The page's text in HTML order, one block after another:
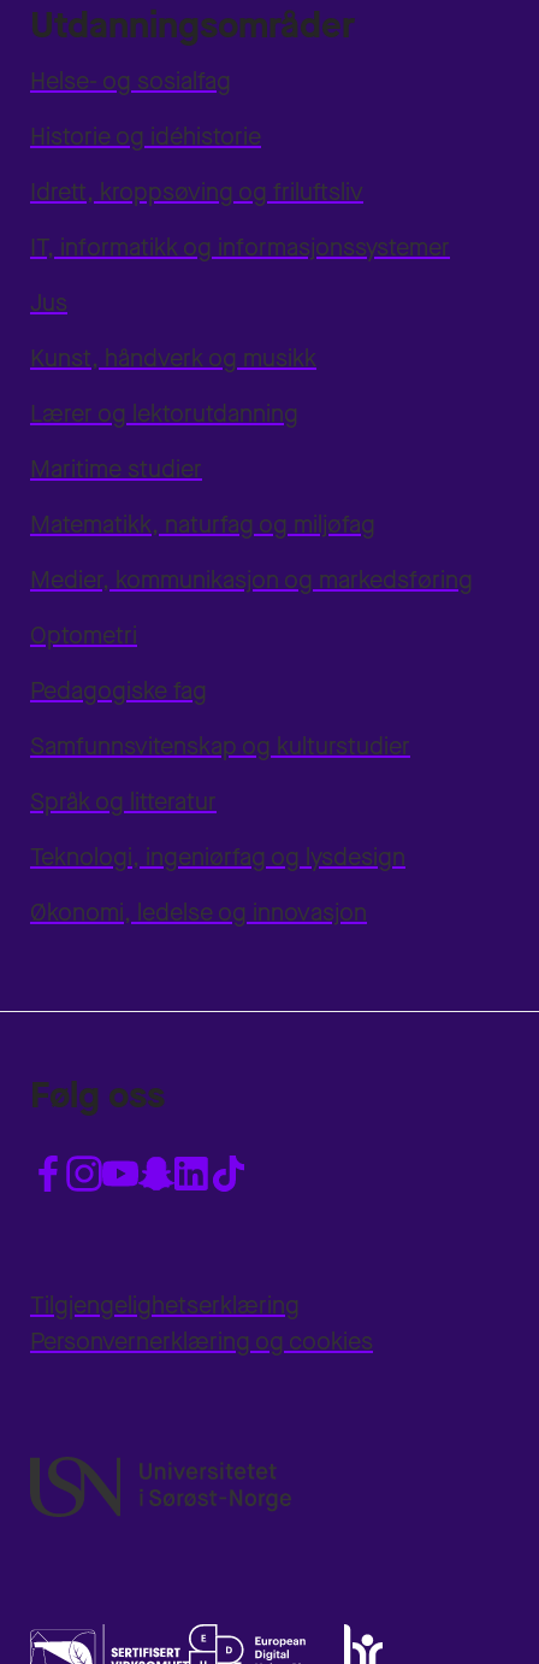
Utdanningsområder
Helse- og sosialfag
Historie og idéhistorie
Idrett, kroppsøving og friluftsliv
IT, informatikk og informasjonssystemer
Jus
Kunst, håndverk og musikk
Lærer og lektorutdanning
Maritime studier
Matematikk, naturfag og miljøfag
Medier, kommunikasjon og markedsføring
Optometri
Pedagogiske fag
Samfunnsvitenskap og kulturstudier
Språk og litteratur
Teknologi, ingeniørfag og lysdesign
Økonomi, ledelse og innovasjon
Følg oss
Tilgjengelighetserklæring
Personvernerklæring og cookies